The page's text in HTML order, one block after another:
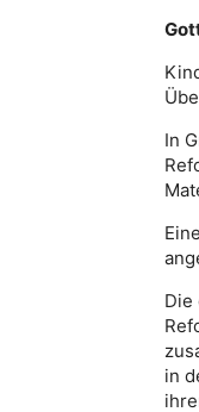
In
Die
in